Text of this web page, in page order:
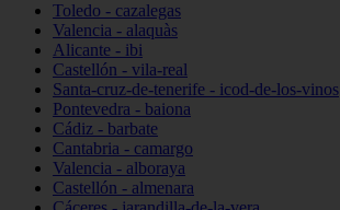
Toledo - cazalegas
Valencia - alaquàs
Alicante - ibi
Castellón - vila-real
Santa-cruz-de-tenerife - icod-de-los-vinos
Pontevedra - baiona
Cádiz - barbate
Cantabria - camargo
Valencia - alboraya
Castellón - almenara